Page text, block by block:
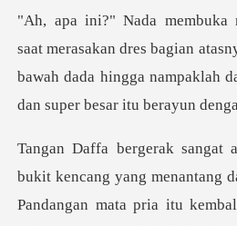
bagian
bawah dada hingga nampaklah
yang menantang
Pandangan mata pria itu